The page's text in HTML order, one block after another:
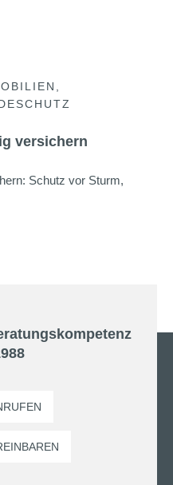
versichern
Schutz vor Sturm,